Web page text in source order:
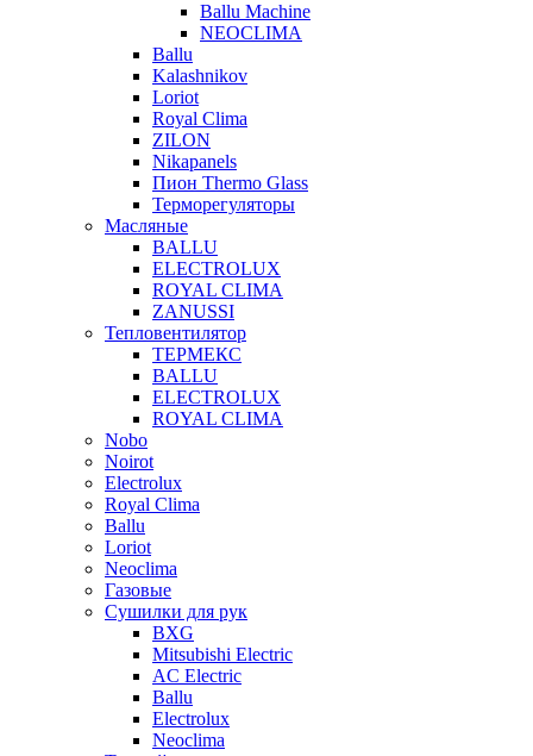
Ballu Machine
NEOCLIMA
Ballu
Kalashnikov
Loriot
Royal Clima
ZILON
Nikapanels
Пион Thermo Glass
Терморегуляторы
Масляные
BALLU
ELECTROLUX
ROYAL CLIMA
ZANUSSI
Тепловентилятор
ТЕРМЕКС
BALLU
ELECTROLUX
ROYAL CLIMA
Nobo
Noirot
Electrolux
Royal Clima
Ballu
Loriot
Neoclima
Газовые
Сушилки для рук
BXG
Mitsubishi Electric
AC Electric
Ballu
Electrolux
Neoclima